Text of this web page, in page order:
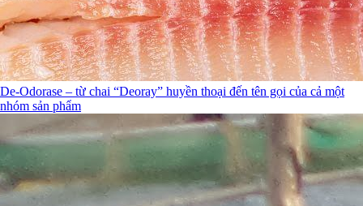
De-Odorase – từ chai “Deoray” huyền thoại đến tên gọi của cả một
nhóm sản phẩm